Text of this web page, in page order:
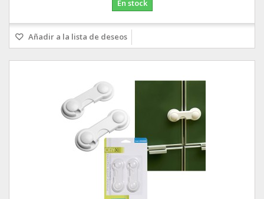
En stock
Añadir a la lista de deseos